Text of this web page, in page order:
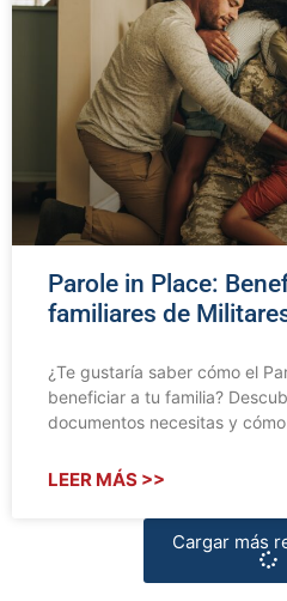
Parole in Place:
familiares de
¿Te gustaría saber cómo el
beneficiar a tu familia?
documentos necesitas y
LEER MÁS >>
Cargar más